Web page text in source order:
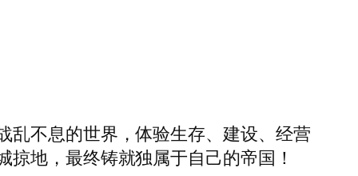
乱不息的世界，体验生存、建设、经营
地，最终铸就独属于自己的帝国！